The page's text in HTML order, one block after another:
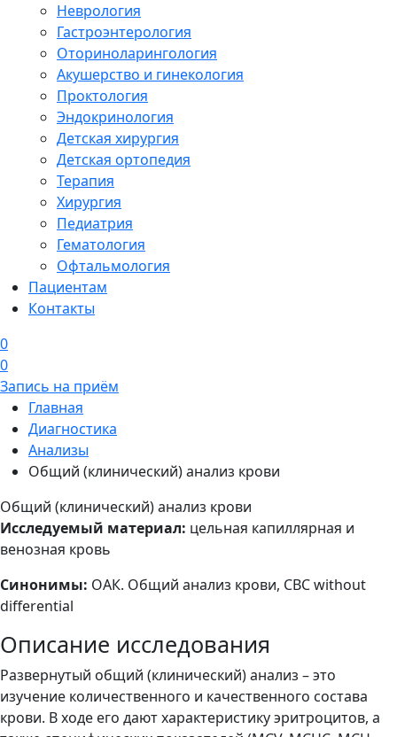
Неврология
Гастроэнтерология
Оториноларингология
Акушерство и гинекология
Проктология
Эндокринология
Детская хирургия
Детская ортопедия
Терапия
Хирургия
Педиатрия
Гематология
Офтальмология
Пациентам
Контакты
0
0
Запись на приём
Главная
Диагностика
Анализы
Общий (клинический) анализ крови
Общий (клинический) анализ крови
Исследуемый материал: цельная капиллярная и
венозная кровь
Синонимы: ОАК. Общий анализ крови, CBC without
differential
Описание исследования
Развернутый общий (клинический) анализ – это
изучение количественного и качественного состава
крови. В ходе его дают характеристику эритроцитов, а